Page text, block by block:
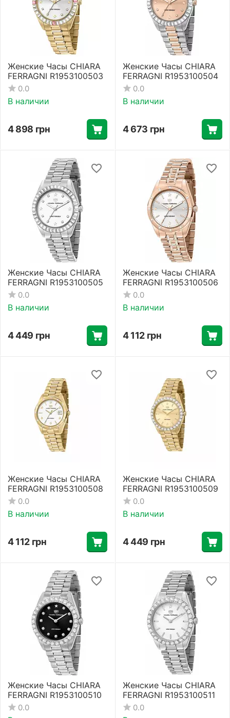
Женские Часы CHIARA
FERRAGNI R1953100503
0.0
В наличии
4 898 грн
Женские Часы CHIARA
FERRAGNI R1953100504
0.0
В наличии
4 673 грн
Женские Часы CHIARA
FERRAGNI R1953100505
0.0
В наличии
4 449 грн
Женские Часы CHIARA
FERRAGNI R1953100506
0.0
В наличии
4 112 грн
Женские Часы CHIARA
FERRAGNI R1953100508
0.0
В наличии
4 112 грн
Женские Часы CHIARA
FERRAGNI R1953100509
0.0
В наличии
4 449 грн
Женские Часы CHIARA
FERRAGNI R1953100510
0.0
Женские Часы CHIARA
FERRAGNI R1953100511
0.0